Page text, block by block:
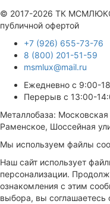
© 2017-2026 ТК
публичной офертой
+7 (926) 655-73-76
8 (800) 201-51-59
msmlux@mail.ru
Ежедневно с 9:00-
Перерыв с 13:00-
Металлобаза:
Раменское, Шоссейная
Мы используем файлы
Наш сайт использует
персонализации.
ознакомления с этим
выбора, вы соглашаетесь